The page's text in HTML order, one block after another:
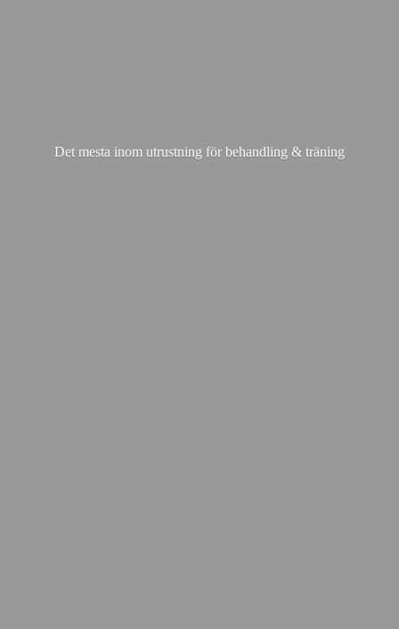
Det mesta inom utrustning för behandling & träning